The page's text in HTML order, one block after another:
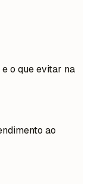
o que evitar na
ao